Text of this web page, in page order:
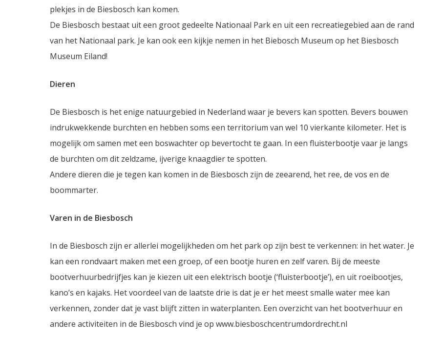
plekjes in de Biesbosch kan komen.
De Biesbosch bestaat uit een groot gedeelte Nationaal Park en uit een recreatiegebied aan de rand
van het Nationaal park. Je kan ook een kijkje nemen in het Biebosch Museum op het Biesbosch
Museum Eiland!
Dieren
De Biesbosch is het enige natuurgebied in Nederland waar je bevers kan spotten. Bevers bouwen
indrukwekkende burchten en hebben soms een territorium van wel 10 vierkante kilometer. Het is
mogelijk om samen met een boswachter op bevertocht te gaan. In een fluisterbootje vaar je langs
de burchten om dit zeldzame, ijverige knaagdier te spotten.
Andere dieren die je tegen kan komen in de Biesbosch zijn de zeearend, het ree, de vos en de
boommarter.
Varen in de Biesbosch
In de Biesbosch zijn er allerlei mogelijkheden om het park op zijn best te verkennen: in het water. Je
kan een rondvaart maken met een groep, of een bootje huren en zelf varen. Bij de meeste
bootverhuurbedrijfjes kan je kiezen uit een elektrisch bootje (‘fluisterbootje’), en uit roeibootjes,
kano’s en kajaks. Het voordeel van de laatste drie is dat je er het meest smalle water mee kan
verkennen, zonder dat je vast blijft zitten in waterplanten. Een overzicht van het bootverhuur en
andere activiteiten in de Biesbosch vind je op www.biesboschcentrumdordrecht.nl